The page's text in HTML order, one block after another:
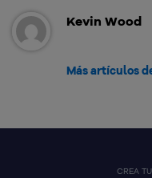
Kevin Wood
Más artículos
CREA